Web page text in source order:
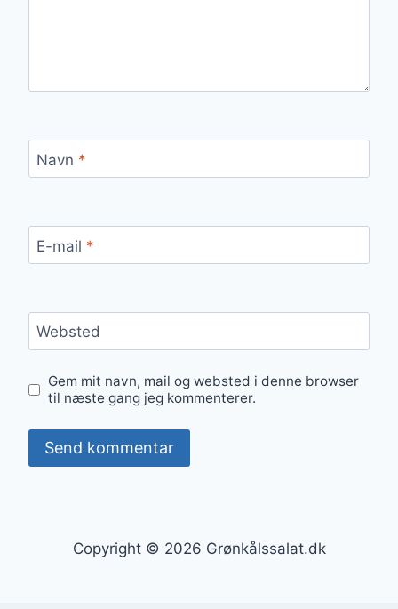
Navn *
E-mail *
Websted
Gem mit navn, mail og websted i denne browser
til næste gang jeg kommenterer.
Copyright © 2026 Grønkålssalat.dk